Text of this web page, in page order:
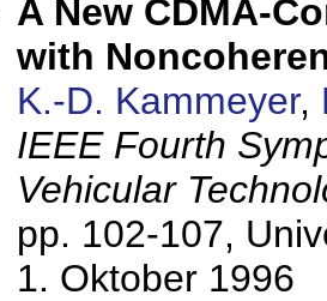
A New CDMA-
with
K.-D. Kammeyer,
IEEE Fourth
Vehicular
pp. 102-107,
1. Oktober 1996